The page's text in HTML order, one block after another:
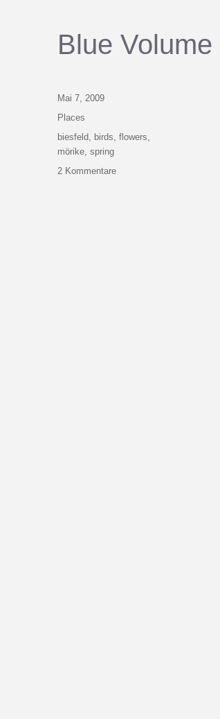
Blue Volume
Veröffentlicht
am
Mai 7, 2009
Kategorien
Places
Schlagwörter
biesfeld birds ,flowers
mörike ,spring
2 Kommentarezu